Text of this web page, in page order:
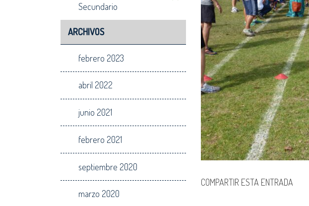
Secundario
ARCHIVOS
febrero 2023
abril 2022
junio 2021
febrero 2021
septiembre 2020
marzo 2020
COMPARTIR ESTA ENTRADA